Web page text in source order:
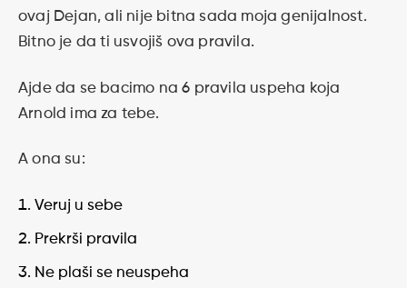
ovaj Dejan, ali nije bitna sada moja genijalnost.
Bitno je da ti usvojiš ova pravila.
Ajde da se bacimo na 6 pravila uspeha koja
Arnold ima za tebe.
A ona su:
Veruj u sebe
Prekrši pravila
Ne plaši se neuspeha